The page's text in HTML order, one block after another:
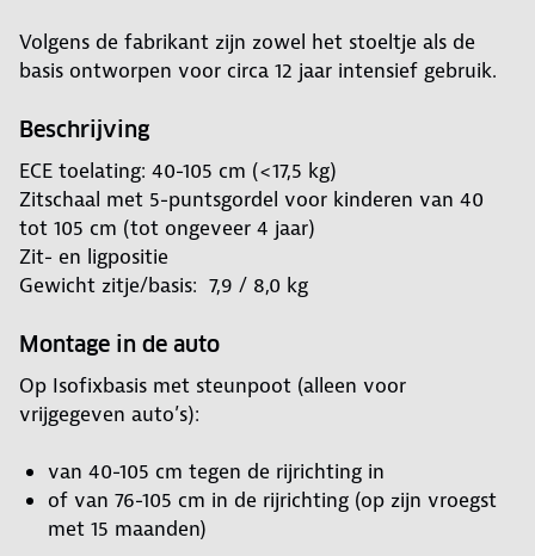
Volgens de fabrikant zijn zowel het stoeltje als de
basis ontworpen voor circa 12 jaar intensief gebruik.
Beschrijving
ECE toelating: 40-105 cm (<17,5 kg)
Zitschaal met 5-puntsgordel voor kinderen van 40
tot 105 cm (tot ongeveer 4 jaar)
Zit- en ligpositie
Gewicht zitje/basis: 7,9 / 8,0 kg
Montage in de auto
Op Isofixbasis met steunpoot (alleen voor
vrijgegeven auto’s):
van 40-105 cm tegen de rijrichting in
of van 76-105 cm in de rijrichting (op zijn vroegst
met 15 maanden)